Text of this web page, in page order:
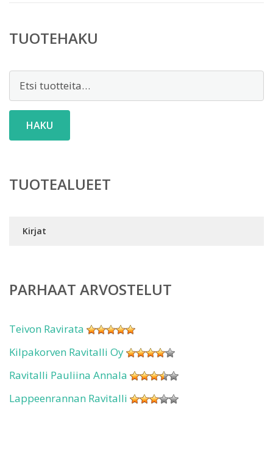
TUOTEHAKU
Etsi:
HAKU
TUOTEALUEET
Kirjat
PARHAAT ARVOSTELUT
Teivon Ravirata
Kilpakorven Ravitalli Oy
Ravitalli Pauliina Annala
Lappeenrannan Ravitalli